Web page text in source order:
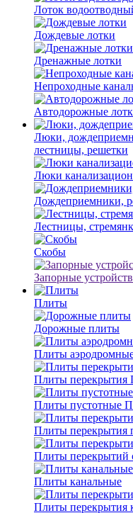
Лоток
Дождевые лотки
Дренажные лотки
Непроходные
Автодорожные
Люки,
лестницы, решетки
Люки
Дождеприемники,
Лестницы,
Скобы
Запорные
Плиты
Дорожные плиты
Плиты
Плиты перекрытия
Плиты пустотные
Плиты
Плиты
Плиты канальные
Плиты перекрытия